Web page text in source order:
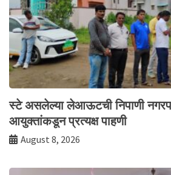
स्टे असलेल्या लेआऊटची निपाणी
आयुक्तांकडून प्रत्यक्ष पाहणी
August 8, 2026